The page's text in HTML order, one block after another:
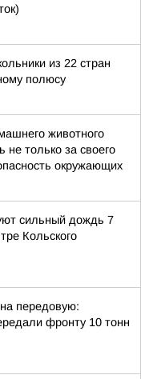
из 22 стран
полюсу
животного
не только за своего
окружающих
сильный дождь 7
Кольского
передовую:
фронту 10 тонн